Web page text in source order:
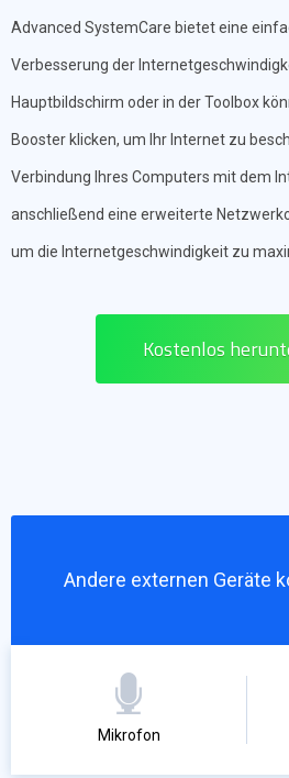
Advanced SystemCare bietet eine
Verbesserung der
Hauptbildschirm oder in der Toolbox
Booster klicken, um Ihr Internet zu
Verbindung Ihres Computers mit dem
anschließend eine erweiterte
um die Internetgeschwindigkeit zu
Kostenlos
Andere externen Geräte
Mikrofon